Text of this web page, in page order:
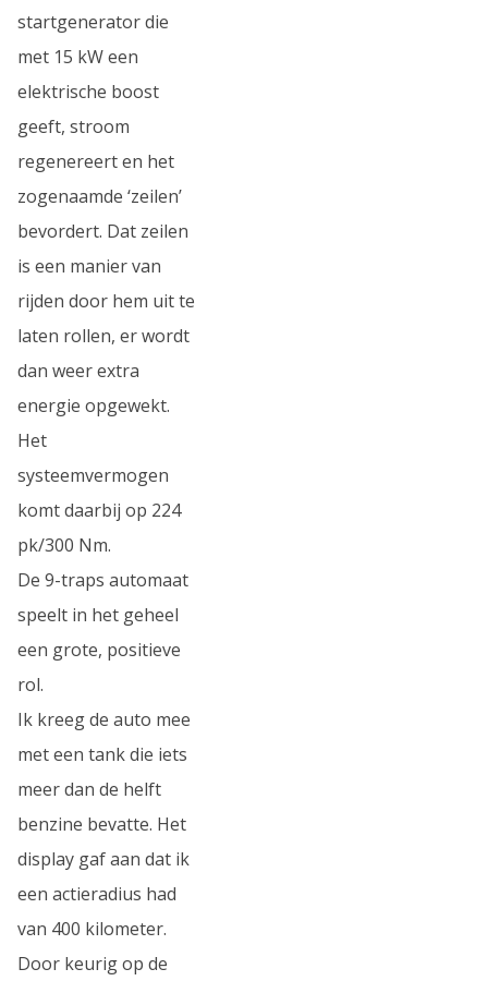
startgenerator die
met 15 kW een
elektrische boost
geeft, stroom
regenereert en het
zogenaamde ‘zeilen’
bevordert. Dat zeilen
is een manier van
rijden door hem uit te
laten rollen, er wordt
dan weer extra
energie opgewekt.
Het
systeemvermogen
komt daarbij op 224
pk/300 Nm.
De 9-traps automaat
speelt in het geheel
een grote, positieve
rol.
Ik kreeg de auto mee
met een tank die iets
meer dan de helft
benzine bevatte. Het
display gaf aan dat ik
een actieradius had
van 400 kilometer.
Door keurig op de